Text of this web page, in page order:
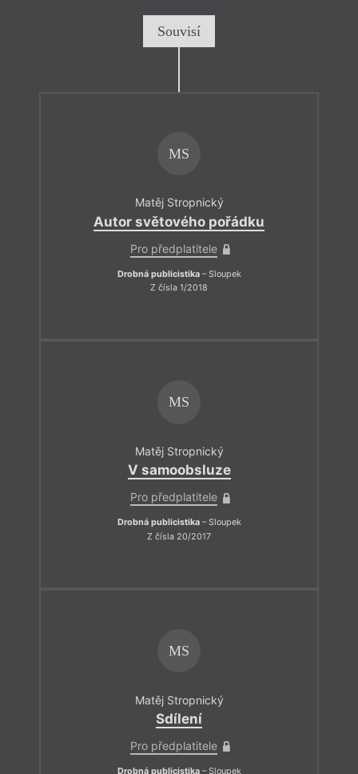
Souvisí
MS
Matěj Stropnický
Autor světového pořádku
Pro předplatitele
Drobná publicistika– Sloupek
Z čísla 1/2018
MS
Matěj Stropnický
V samoobsluze
Pro předplatitele
Drobná publicistika– Sloupek
Z čísla 20/2017
MS
Matěj Stropnický
Sdílení
Pro předplatitele
Drobná publicistika– Sloupek